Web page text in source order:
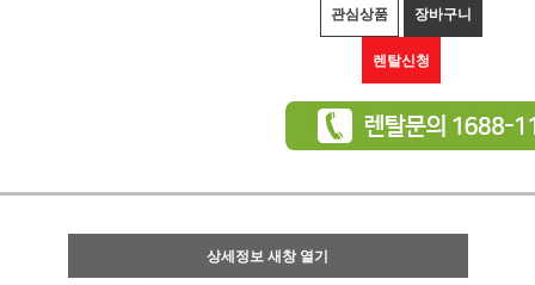
관심상품 장바구니
렌탈신청
상세정보 새창 열기